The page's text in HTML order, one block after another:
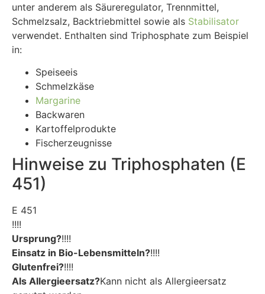
unter anderem als Säureregulator, Trennmittel,
Schmelzsalz, Backtriebmittel sowie als Stabilisator
verwendet. Enthalten sind Triphosphate zum Beispiel
in:
Speiseeis
Schmelzkäse
Margarine
Backwaren
Kartoffelprodukte
Fischerzeugnisse
Hinweise zu Triphosphaten (E
451)
E 451
!!!!
Ursprung?!!!!
Einsatz in Bio-Lebensmitteln?!!!!
Glutenfrei?!!!!
Als Allergieersatz?Kann nicht als Allergieersatz